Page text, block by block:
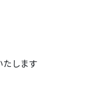
たします